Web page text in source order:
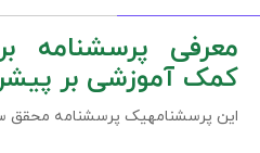
معرفی پرسشنامه
کمک آموزشی بر
این پرسشنامهیک پرسشنامه محقق